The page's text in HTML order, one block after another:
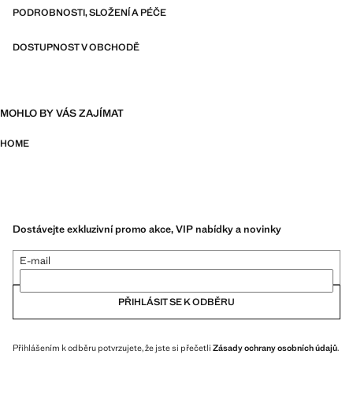
PODROBNOSTI, SLOŽENÍ A PÉČE
DOSTUPNOST V OBCHODĚ
MOHLO BY VÁS ZAJÍMAT
HOME
Dostávejte exkluzivní promo akce, VIP nabídky a novinky
E-mail
PŘIHLÁSIT SE K ODBĚRU
Přihlášením k odběru potvrzujete, že jste si přečetli Zásady ochrany osobních údajů.